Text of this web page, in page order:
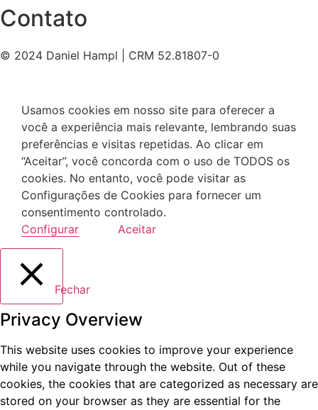
Contato
© 2024 Daniel Hampl | CRM 52.81807-0
Usamos cookies em nosso site para oferecer a
você a experiência mais relevante, lembrando suas
preferências e visitas repetidas. Ao clicar em
“Aceitar”, você concorda com o uso de TODOS os
cookies. No entanto, você pode visitar as
Configurações de Cookies para fornecer um
consentimento controlado.
Configurar
Aceitar
Fechar
Privacy Overview
This website uses cookies to improve your experience
while you navigate through the website. Out of these
cookies, the cookies that are categorized as necessary are
stored on your browser as they are essential for the